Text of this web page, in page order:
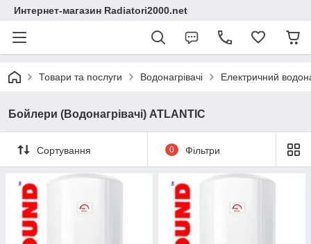
Интернет-магазин Radiatori2000.net
Товари та послуги Водонагрівачі Електричний
Бойлери (Водонагрівачі) ATLANTIC
Сортування 0 Фільтри